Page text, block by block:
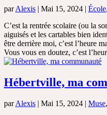
parAlexis | Mai 15, 2024 | École,
C’est la rentrée scolaire (ou la
aiguisés et les cartables bien
être derrière moi, c’est l’heure
Vous vous en doutez, c’est
Hébertville, ma
parAlexis | Mai 15, 2024 | Muse,